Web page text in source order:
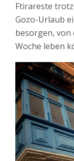
Ftirareste
Gozo-Urlaub
besorgen, von
Woche leben